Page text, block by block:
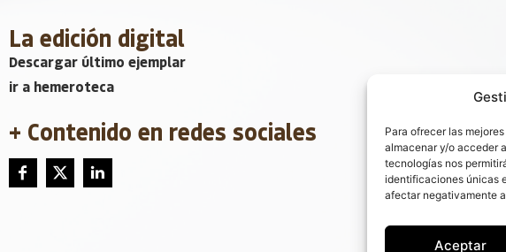
Para ofrecer las
almacenar y/o acceder
tecnologías nos
identificaciones únicas
afectar negativamente
Aceptar
La edición digital
Descargar último ejemplar
ir a hemeroteca
+ Contenido en redes sociales